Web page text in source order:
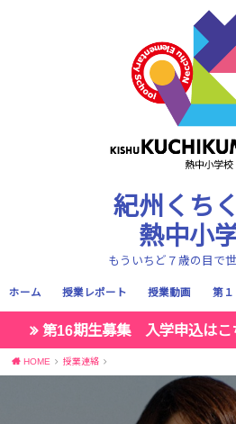
紀州くち
熱中小
もういちど７歳の目で
ホーム 授業レポート 授業動画 第１
第16期生募集 入学申込はこ
HOME 授業連絡